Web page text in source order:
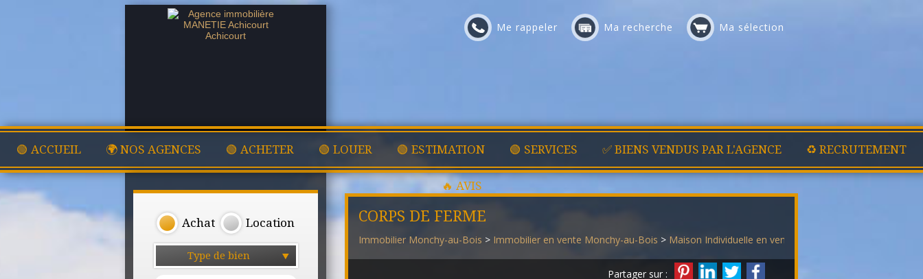
Me rappeler Ma recherche Ma sélection
🟢 ACCUEIL 🌍 NOS AGENCES 🟢 ACHETER 🟢 LOUER 🟢 ESTIMATION 🟢 SERVICES ✅ BIENS VENDUS PAR L'AGENCE ♻️ RECRUTEMENT
🔥 AVIS
Achat Location
Type de bien
CORPS DE FERME
Immobilier Monchy-au-Bois > Immobilier en vente Monchy-au-Bois > Maison Individuelle en vente Monchy-au-Bois
Partager sur :